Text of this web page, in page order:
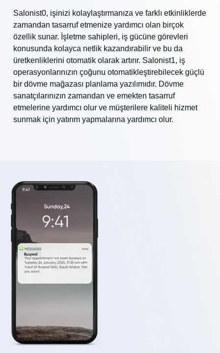
Salonist0, işinizi kolaylaştırmanıza ve farklı etkinliklerde
zamandan tasarruf etmenize yardımcı olan birçok
özellik sunar. İşletme sahipleri, iş gücüne görevleri
konusunda kolayca netlik kazandırabilir ve bu da
üretkenliklerini otomatik olarak artırır. Salonist1, iş
operasyonlarınızın çoğunu otomatikleştirebilecek güçlü
bir dövme mağazası planlama yazılımıdır. Dövme
sanatçılarınızın zamandan ve emekten tasarruf
etmelerine yardımcı olur ve müşterilere kaliteli hizmet
sunmak için yatırım yapmalarına yardımcı olur.